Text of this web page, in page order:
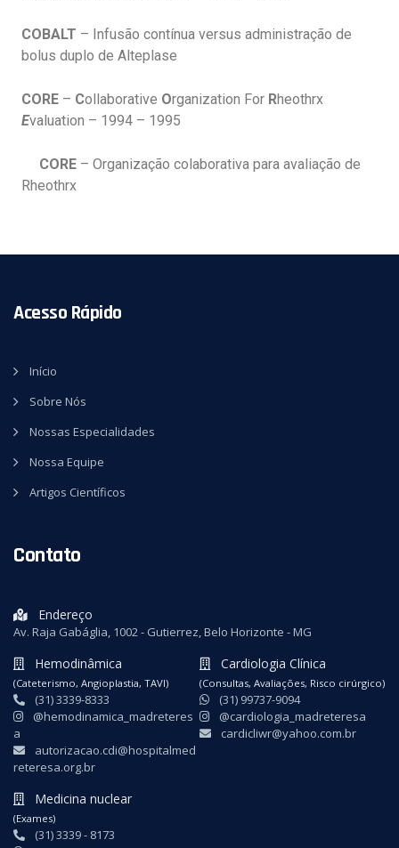
COBALT – Infusão contínua versus administração de
bolus duplo de Alteplase
CORE – Collaborative Organization For Rheothrx
Evaluation – 1994 – 1995
CORE – Organização colaborativa para avaliação de
Rheothrx
Acesso Rápido
Início
Sobre Nós
Nossas Especialidades
Nossa Equipe
Artigos Científicos
Contato
Endereço
Av. Raja Gabáglia, 1002 - Gutierrez, Belo Horizonte - MG
Hemodinâmica
(Cateterismo, Angioplastia, TAVI)
(31) 3339-8333
@hemodinamica_madreteres
a
autorizacao.cdi@hospitalmed
reteresa.org.br
Cardiologia Clínica
(Consultas, Avaliações, Risco cirúrgico)
(31) 99737-9094
@cardiologia_madreteresa
cardicliwr@yahoo.com.br
Medicina nuclear
(Exames)
(31) 3339 - 8173